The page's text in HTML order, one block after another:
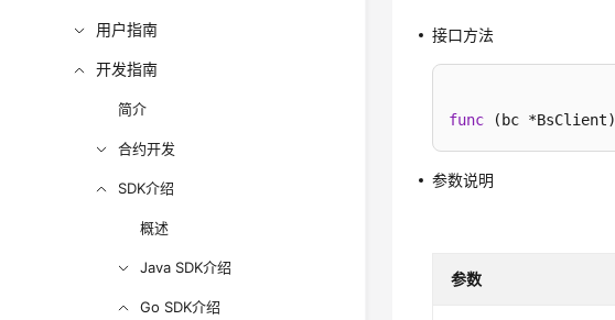
用户指南
开发指南
简介
合约开发
SDK介绍
概述
Java SDK介绍
Go SDK介绍
接口方法
func (bc *BsClient)
参数说明
参数